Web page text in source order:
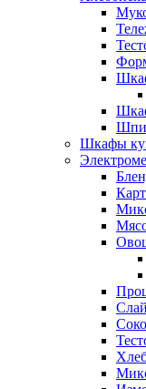
Шкафы